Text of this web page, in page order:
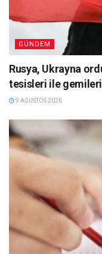
GÜNDEM
Rusya, Ukrayna
tesisleri ile
9 AĞUSTOS 2026